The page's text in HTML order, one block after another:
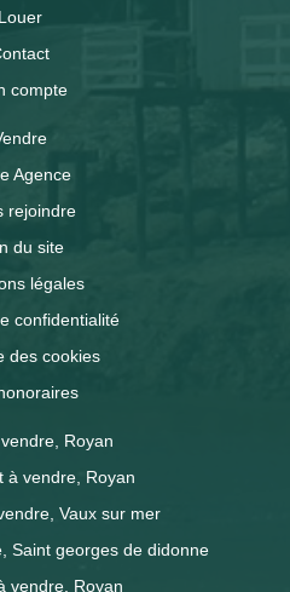
Louer
compte
Agence
rejoindre
du site
légales
confidentialité
des cookies
Royan
à vendre, Royan
Vaux sur mer
Saint georges de didonne
vendre, Royan